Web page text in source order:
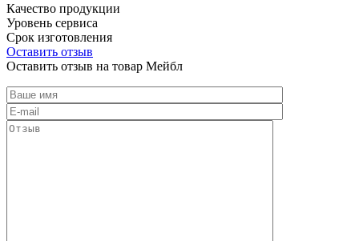
Качество продукции
Уровень сервиса
Срок изготовления
Оставить отзыв
Оставить отзыв на товар Мейбл